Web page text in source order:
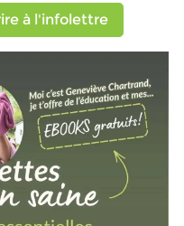
à l'infolettre